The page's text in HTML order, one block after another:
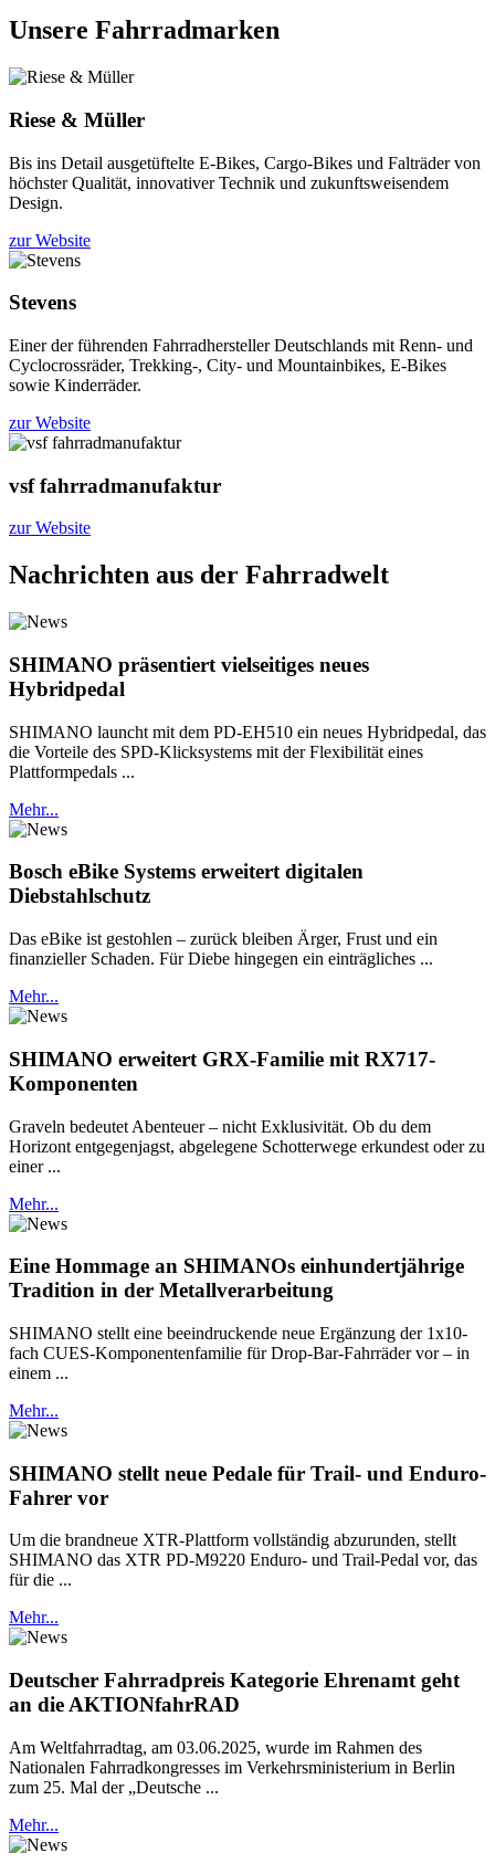
Unsere Fahrradmarken
Riese & Müller
Bis ins Detail ausgetüftelte E-Bikes, Cargo-Bikes und Falträder von
höchster Qualität, innovativer Technik und zukunftsweisendem
Design.
zur Website
Stevens
Einer der führenden Fahrradhersteller Deutschlands mit Renn- und
Cyclocrossräder, Trekking-, City- und Mountainbikes, E-Bikes
sowie Kinderräder.
zur Website
vsf fahrradmanufaktur
zur Website
Nachrichten aus der Fahrradwelt
SHIMANO präsentiert vielseitiges neues
Hybridpedal
SHIMANO launcht mit dem PD-EH510 ein neues Hybridpedal, das
die Vorteile des SPD-Klicksystems mit der Flexibilität eines
Plattformpedals ...
Mehr...
Bosch eBike Systems erweitert digitalen
Diebstahlschutz
Das eBike ist gestohlen – zurück bleiben Ärger, Frust und ein
finanzieller Schaden. Für Diebe hingegen ein einträgliches ...
Mehr...
SHIMANO erweitert GRX-Familie mit RX717-
Komponenten
Graveln bedeutet Abenteuer – nicht Exklusivität. Ob du dem
Horizont entgegenjagst, abgelegene Schotterwege erkundest oder zu
einer ...
Mehr...
Eine Hommage an SHIMANOs einhundertjährige
Tradition in der Metallverarbeitung
SHIMANO stellt eine beeindruckende neue Ergänzung der 1x10-
fach CUES-Komponentenfamilie für Drop-Bar-Fahrräder vor – in
einem ...
Mehr...
SHIMANO stellt neue Pedale für Trail- und Enduro-
Fahrer vor
Um die brandneue XTR-Plattform vollständig abzurunden, stellt
SHIMANO das XTR PD-M9220 Enduro- und Trail-Pedal vor, das
für die ...
Mehr...
Deutscher Fahrradpreis Kategorie Ehrenamt geht
an die AKTIONfahrRAD
Am Weltfahrradtag, am 03.06.2025, wurde im Rahmen des
Nationalen Fahrradkongresses im Verkehrsministerium in Berlin
zum 25. Mal der „Deutsche ...
Mehr...